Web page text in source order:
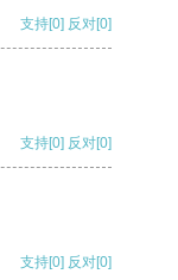
支持[0] 反对[0]
支持[0] 反对[0]
支持[0] 反对[0]